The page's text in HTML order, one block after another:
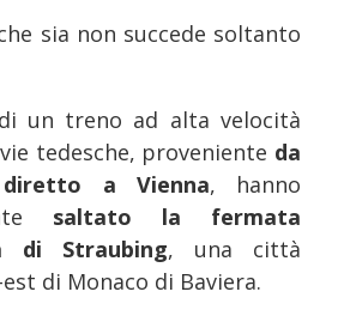
sia non succede soltanto
un treno ad alta velocità
tedesche, proveniente da
a Vienna, hanno
saltato la fermata
di Straubing, una città
di Monaco di Baviera.